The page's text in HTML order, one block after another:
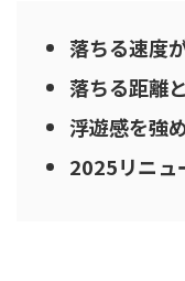
落ちる速度
落ちる距離
浮遊感を強
2025リニュ